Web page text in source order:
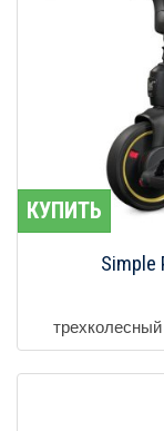
КУПИТЬ
Simple